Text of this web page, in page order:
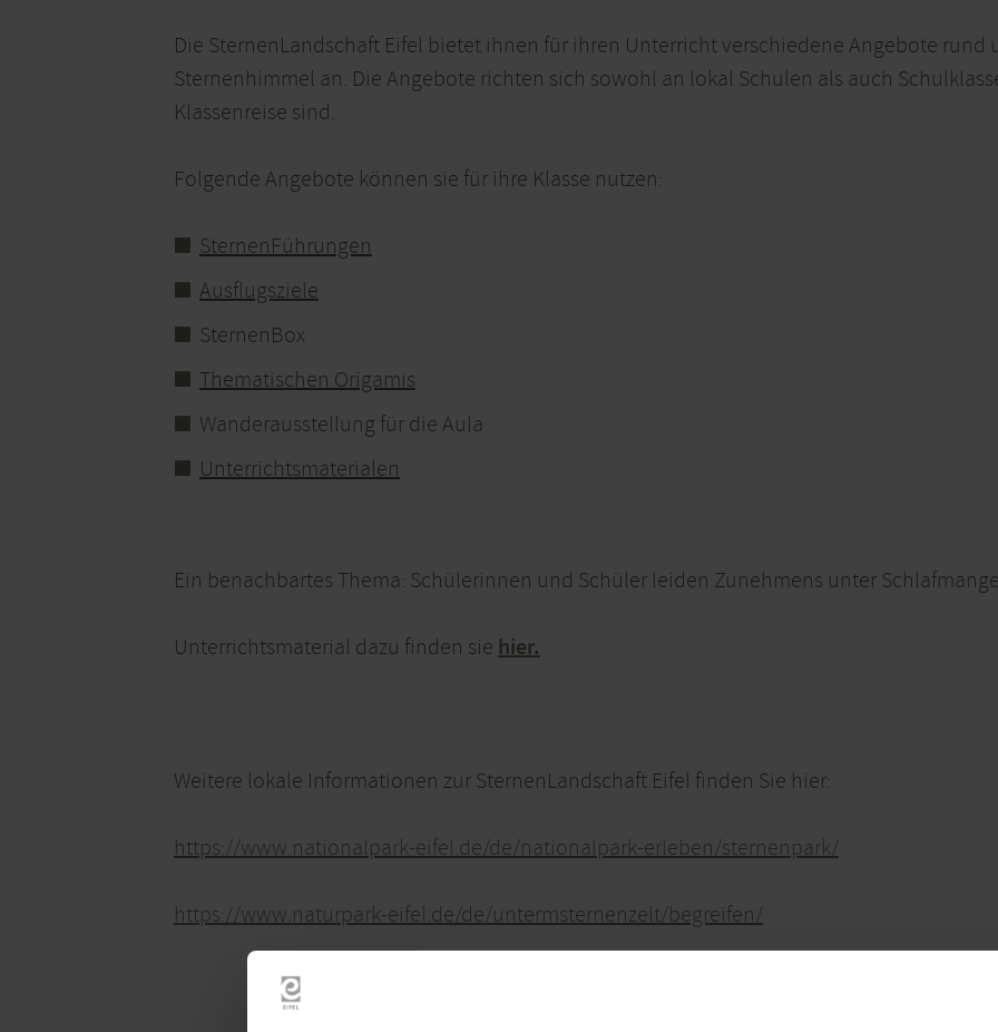
Die SternenLandschaft Eifel bietet ihnen für ihren Unterricht verschiedene Angebote rund
Sternenhimmel an. Die Angebote richten sich sowohl an lokal Schulen als auch
Klassenreise sind.
Folgende Angebote können sie für ihre Klasse nutzen:
SternenFührungen
Ausflugsziele
SternenBox
Thematischen Origamis
Wanderausstellung für die Aula
Unterrichtsmaterialen
Ein benachbartes Thema: Schülerinnen und Schüler leiden Zunehmens unter
Unterrichtsmaterial dazu finden sie hier.
Weitere lokale Informationen zur SternenLandschaft Eifel finden Sie hier:
https://www.nationalpark-eifel.de/de/nationalpark-erleben/sternenpark/
https://www.naturpark-eifel.de/de/untermsternenzelt/begreifen/